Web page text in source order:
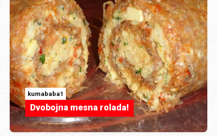
kumababa1
Dvobojna mesna rolada!